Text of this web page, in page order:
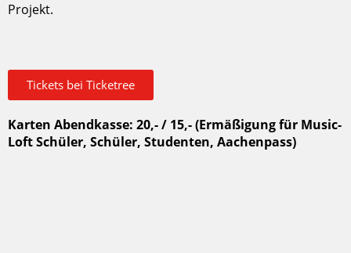
Projekt.
Tickets bei Ticketree
Karten Abendkasse: 20,- / 15,- (Ermäßigung für Music-
Loft Schüler, Schüler, Studenten, Aachenpass)